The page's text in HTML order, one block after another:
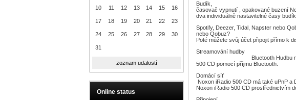
10 11 12 13 14 15 16
17 18 19 20 21 22 23
24 25 26 27 28 29 30
31
zoznam udalostí
Online status
Budík,
časovač vypnutí , opakované buzení
dva individuálně nastavitelné časy
Spotify, Deezer, Tidal, Napster nebo
nebo Qobuz?
Poté můžete svůj účet připojit přímo k
Bluetooth Hudbu můžete
500 CD pomocí příjmu Bluetooth.
Domácí síť
Noxon iRadio 500 CD má také uPnP
Noxon iRadio 500 CD prostřednictvím